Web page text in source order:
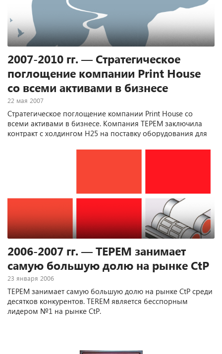
2007-2010 гг. — Стратегическое
поглощение компании Print House
со всеми активами в бизнесе
22 мая 2007
Стратегическое поглощение компании Print House со
всеми активами в бизнесе. Компания ТЕРЕМ заключила
контракт с холдингом H25 на поставку оборудования для
2006-2007 гг. — ТЕРЕМ занимает
самую большую долю на рынке CtP
23 января 2006
ТЕРЕМ занимает самую большую долю на рынке CtP среди
десятков конкурентов. TEREM является бесспорным
лидером №1 на рынке CtP.